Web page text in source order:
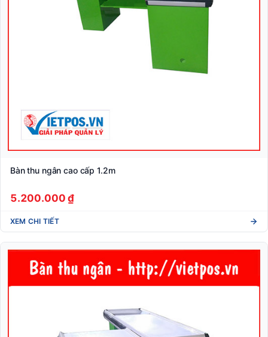
Bàn thu ngân cao cấp 1.2m
5.200.000 ₫
XEM CHI TIẾT